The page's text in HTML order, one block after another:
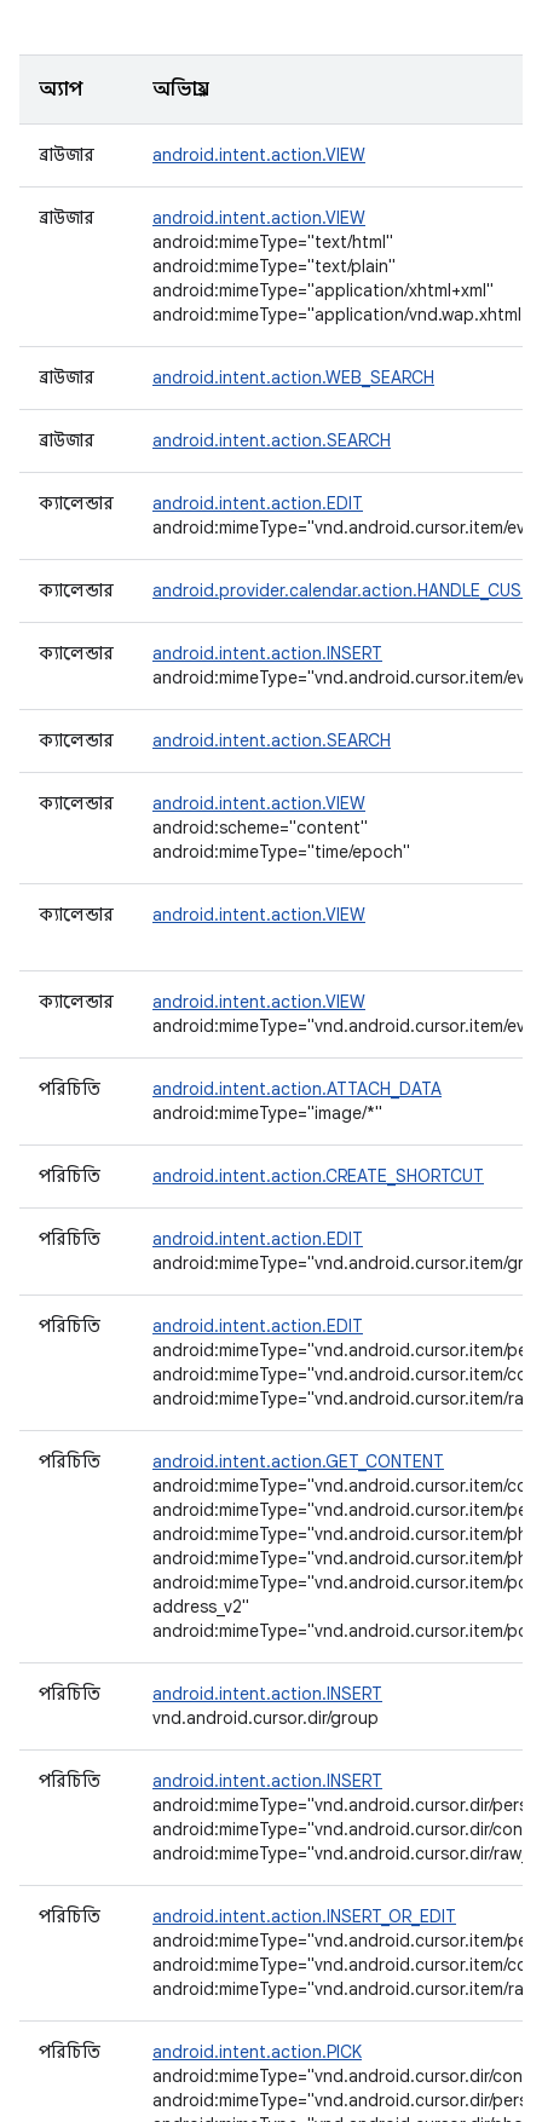
অ্যাপ অভিপ্রায়
ব্রাউজার android.intent.action.VIEW
ব্রাউজার
android.intent.action.VIEW
android:mimeType="text/html"
android:mimeType="text/plain"
android:mimeType="application/xhtml+xml"
android:mimeType="application/
ব্রাউজার android.intent.action.WEB_SEARCH
ব্রাউজার android.intent.action.SEARCH
ক্যালেন্ডার
android.intent.action.EDIT
android:mimeType="vnd.android.cursor.item/
ক্যালেন্ডার
ক্যালেন্ডার
android.intent.action.INSERT
android:mimeType="vnd.android.cursor.item/
ক্যালেন্ডার android.intent.action.SEARCH
ক্যালেন্ডার
android.intent.action.VIEW
android:scheme="content"
android:mimeType="time/epoch"
ক্যালেন্ডার android.intent.action.VIEW
ক্যালেন্ডার
android.intent.action.VIEW
android:mimeType="vnd.android.cursor.item/
পরিচিতি
android.intent.action.ATTACH_DATA
android:mimeType="image/*"
পরিচিতি android.intent.action.CREATE_SHORTCUT
পরিচিতি
android.intent.action.EDIT
android:mimeType="vnd.android.cursor.item/
পরিচিতি
android.intent.action.EDIT
android:mimeType="vnd.android.cursor.item/
android:mimeType="vnd.android.cursor.item/
android:mimeType="vnd.android.cursor.item/
পরিচিতি
android.intent.action.GET_CONTENT
android:mimeType="vnd.android.cursor.item/
android:mimeType="vnd.android.cursor.item/
android:mimeType="vnd.android.cursor.item/
android:mimeType="vnd.android.cursor.item/
android:mimeType="vnd.android.cursor.item/
address_v2"
android:mimeType="vnd.android.cursor.item/
পরিচিতি
android.intent.action.INSERT
vnd.android.cursor.dir/group
পরিচিতি
android.intent.action.INSERT
android:mimeType="vnd.android.cursor.dir/
android:mimeType="vnd.android.cursor.dir/
android:mimeType="vnd.android.cursor.dir/
পরিচিতি
android.intent.action.INSERT_OR_EDIT
android:mimeType="vnd.android.cursor.item/
android:mimeType="vnd.android.cursor.item/
android:mimeType="vnd.android.cursor.item/
পরিচিতি
android.intent.action.PICK
android:mimeType="vnd.android.cursor.dir/
android:mimeType="vnd.android.cursor.dir/